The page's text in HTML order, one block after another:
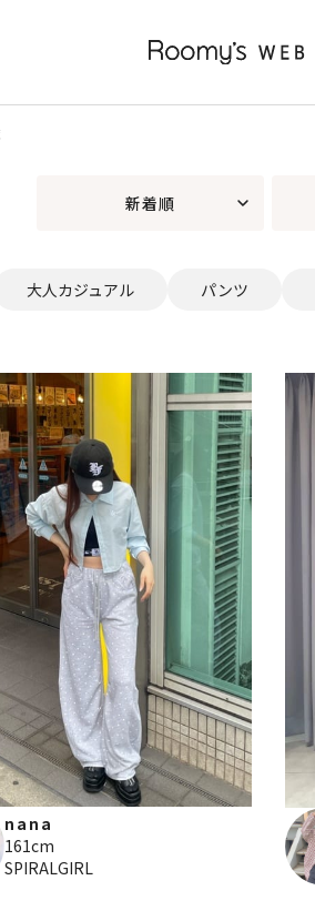
新着順
大人カジュアル パンツ
nana
161cm
SPIRALGIRL